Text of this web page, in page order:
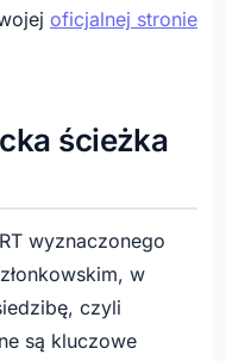
oficjalnej stronie
ścieżka
wyznaczonego
w
czyli
są kluczowe